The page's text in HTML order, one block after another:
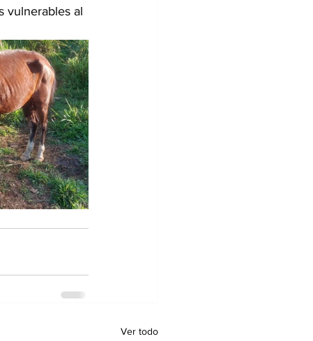
vulnerables al
Ver todo